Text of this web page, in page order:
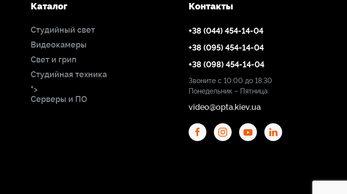
Каталог
Студийный свет
Видеокамеры
Свет и грип
Студийная техника
">
Серверы и ПО
Контакты
+38 (044) 454-14-04
+38 (095) 454-14-04
+38 (098) 454-14-04
Звоните с 10:00 до 18:30
Понедельник – Пятница
video@opta.kiev.ua